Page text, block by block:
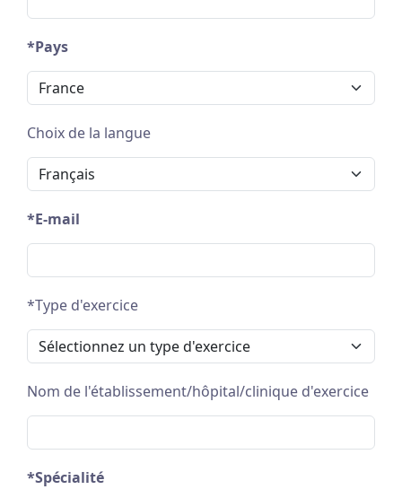
*Pays
Choix de la langue
*E-mail
*Type d'exercice
Nom de l'établissement/hôpital/clinique d'exercice
*Spécialité